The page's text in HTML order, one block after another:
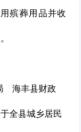
殡葬用品并收
海丰县财政
全县城乡居民